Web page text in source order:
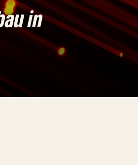
in